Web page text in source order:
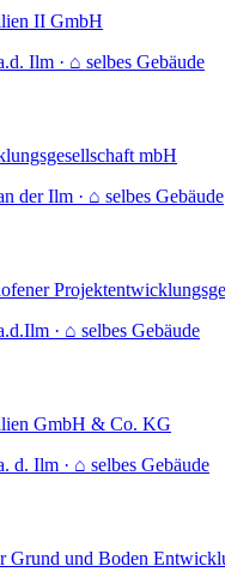
II GmbH
Ilm · ⌂ selbes Gebäude
mbH
der Ilm · ⌂ selbes Gebäude
· ⌂ selbes Gebäude
GmbH & Co. KG
d. Ilm · ⌂ selbes Gebäude
Grund und Boden